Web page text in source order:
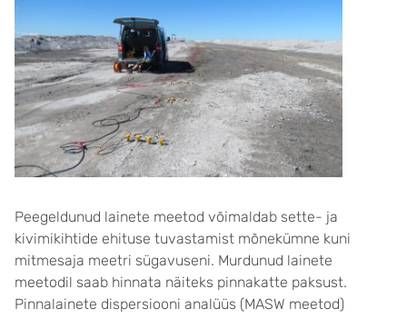
Peegeldunud lainete meetod võimaldab sette- ja
kivimikihtide ehituse tuvastamist mõnekümne kuni
mitmesaja meetri sügavuseni. Murdunud lainete
meetodil saab hinnata näiteks pinnakatte paksust.
Pinnalainete dispersiooni analüüs (MASW meetod)